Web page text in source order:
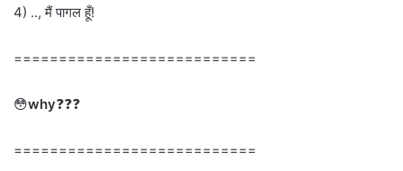
4) .., मैं पागल हूँ!
===========================
😳why❓❓❓
===========================